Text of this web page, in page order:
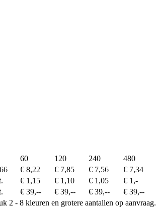
60 120 240
480
€ 8,22 € 7,85 € 7,56
€ 7,34
€ 1,15 € 1,10 € 1,05
€ 1,-
€ 39,-- € 39,-- € 39,--
€ 39,--
2 - 8 kleuren en grotere aantallen op aanvraag.